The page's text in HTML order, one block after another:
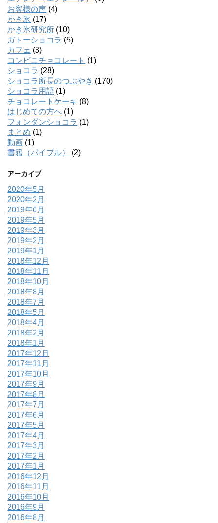
お客様の声 (4)
かき氷 (17)
かき氷研究所 (10)
ガトーショコラ (5)
カフェ (3)
コンビニチョコレート (1)
ショコラ (28)
ショコラ所長のつぶやき (170)
ショコラ用語 (1)
チョコレートケーキ (8)
はじめての方へ (1)
フォンダンショコラ (1)
まとめ (1)
動画 (1)
書籍（バイブル）
(2)
アーカイブ
2020年5月
2020年2月
2019年6月
2019年5月
2019年3月
2019年2月
2019年1月
2018年12月
2018年11月
2018年10月
2018年8月
2018年7月
2018年5月
2018年4月
2018年2月
2018年1月
2017年12月
2017年11月
2017年10月
2017年9月
2017年8月
2017年7月
2017年6月
2017年5月
2017年4月
2017年3月
2017年2月
2017年1月
2016年12月
2016年11月
2016年10月
2016年9月
2016年8月